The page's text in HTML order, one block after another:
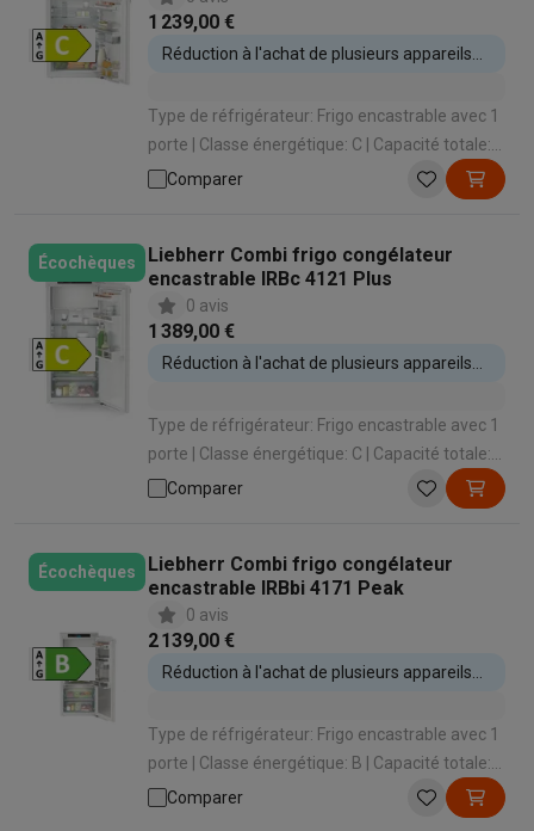
1 239,00 €
Réduction à l'achat de plusieurs appareils
Type de réfrigérateur: Frigo encastrable avec 1
porte | Classe énergétique: C | Capacité totale:
136 L | Hauteur d'encastrement: 890 mm |
Comparer
Écochèques
Liebherr Combi frigo congélateur
encastrable IRBc 4121 Plus
0 avis
1 389,00 €
Réduction à l'achat de plusieurs appareils
Type de réfrigérateur: Frigo encastrable avec 1
porte | Classe énergétique: C | Capacité totale:
173 L | Hauteur d'encastrement: 1231 mm |
Système de refroidissement: Dynamique
Comparer
Écochèques
Liebherr Combi frigo congélateur
encastrable IRBbi 4171 Peak
0 avis
2 139,00 €
Réduction à l'achat de plusieurs appareils
Type de réfrigérateur: Frigo encastrable avec 1
porte | Classe énergétique: B | Capacité totale:
174 L | Hauteur d'encastrement: 1231 mm |
Système de refroidissement: Dynamique
Comparer